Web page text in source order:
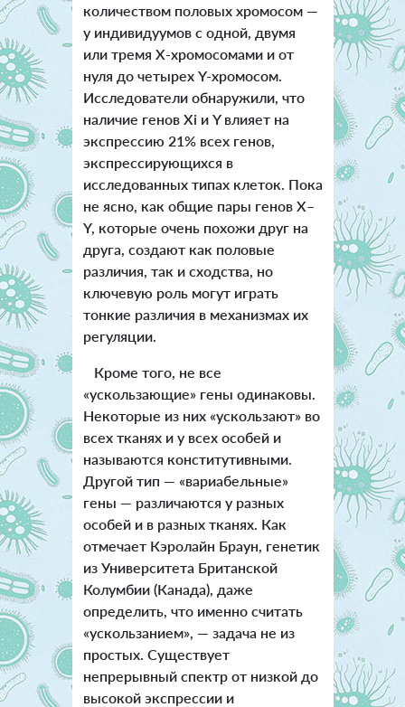
количеством половых хромосом —
у индивидуумов с одной, двумя
или тремя Х-хромосомами и от
нуля до четырех Y-хромосом.
Исследователи обнаружили, что
наличие генов Xi и Y влияет на
экспрессию 21% всех генов,
экспрессирующихся в
исследованных типах клеток. Пока
не ясно, как общие пары генов X–
Y, которые очень похожи друг на
друга, создают как половые
различия, так и сходства, но
ключевую роль могут играть
тонкие различия в механизмах их
регуляции.
Кроме того, не все
«ускользающие» гены одинаковы.
Некоторые из них «ускользают» во
всех тканях и у всех особей и
называются конститутивными.
Другой тип — «вариабельные»
гены — различаются у разных
особей и в разных тканях. Как
отмечает Кэролайн Браун, генетик
из Университета Британской
Колумбии (Канада), даже
определить, что именно считать
«ускользанием», — задача не из
простых. Существует
непрерывный спектр от низкой до
высокой экспрессии и